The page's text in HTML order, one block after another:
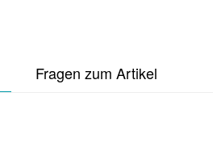
Fragen zum Artikel